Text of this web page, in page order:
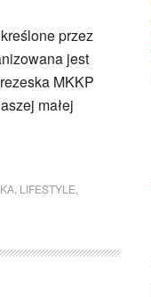
przez
jest
MKKP
małej
LIFESTYLE